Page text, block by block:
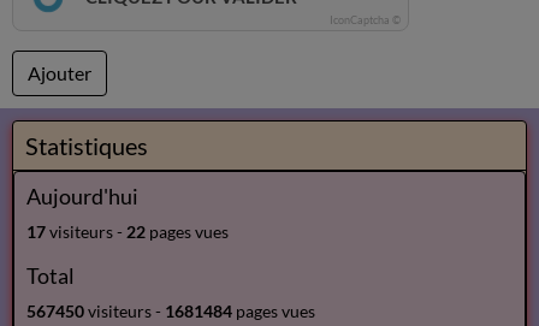
IconCaptcha ©
Ajouter
Statistiques
Aujourd'hui
17visiteurs - 22 pages vues
Total
567450visiteurs - 1681484 pages vues